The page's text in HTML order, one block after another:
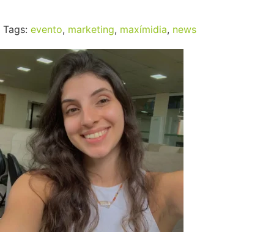
Tags: evento, marketing, maxímidia, news